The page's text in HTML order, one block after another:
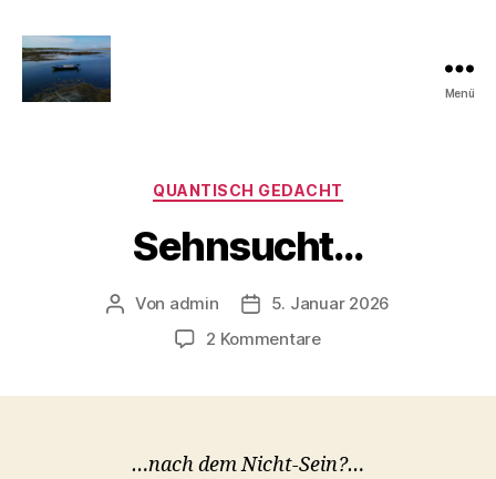
Menü
Kategorien
QUANTISCH GEDACHT
Sehnsucht…
Beitragsautor
Von admin Veröffentlichungsdatum
5. Januar 2026
2 Kommentarezu
…nach dem Nicht-Sein?…